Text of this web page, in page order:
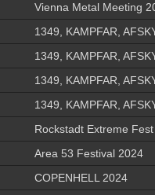
Vienna Metal Meeting
1349, KAMPFAR,
1349, KAMPFAR,
1349, KAMPFAR,
1349, KAMPFAR,
Rockstadt Extreme
Area 53 Festival 2024
COPENHELL 2024